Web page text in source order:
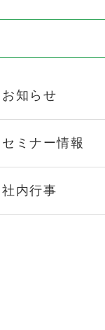
お知らせ
セミナー情報
社内行事